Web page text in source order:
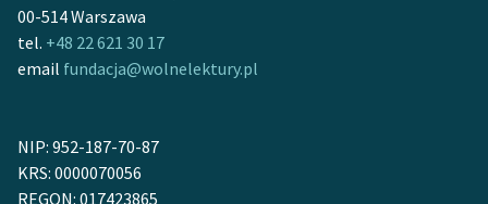
00-514 Warszawa
tel. +48 22 621 30 17
email fundacja@wolnelektury.pl
NIP: 952-187-70-87
KRS: 0000070056
REGON: 017423865